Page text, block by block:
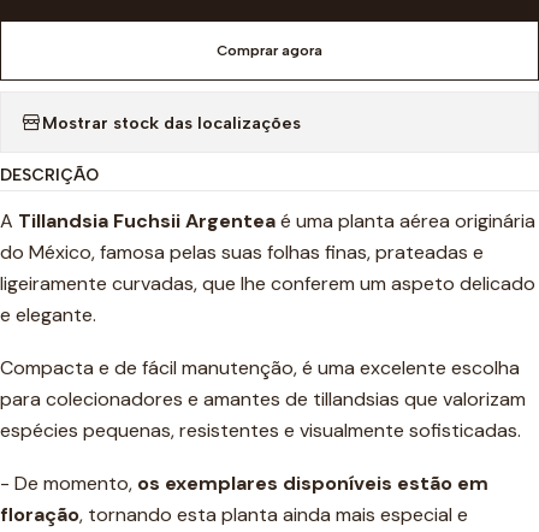
Comprar agora
Mostrar stock das localizações
DESCRIÇÃO
A Tillandsia Fuchsii Argenteaé uma planta aérea originária
do México, famosa pelas suas folhas finas, prateadas e
ligeiramente curvadas, que lhe conferem um aspeto delicado
e elegante.
Compacta e de fácil manutenção, é uma excelente escolha
para colecionadores e amantes de tillandsias que valorizam
espécies pequenas, resistentes e visualmente sofisticadas.
- De momento, os exemplares disponíveis estão em
floração, tornando esta planta ainda mais especial e